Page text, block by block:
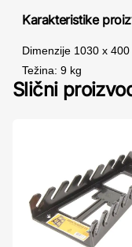
Karakteristike
Dimenzije 1030 x
Težina: 9 kg
Slični